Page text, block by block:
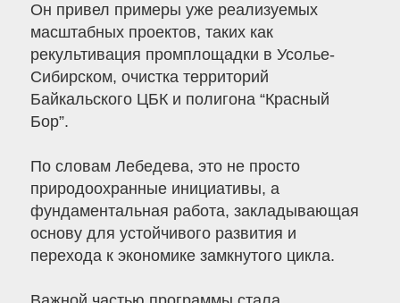
Он привел примеры уже реализуемых
масштабных проектов, таких как
рекультивация промплощадки в Усолье-
Сибирском, очистка территорий
Байкальского ЦБК и полигона “Красный
Бор”.
По словам Лебедева, это не просто
природоохранные инициативы, а
фундаментальная работа, закладывающая
основу для устойчивого развития и
перехода к экономике замкнутого цикла.